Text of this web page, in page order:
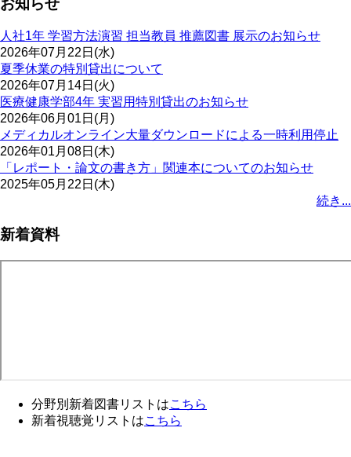
お知らせ
人社1年 学習方法演習 担当教員 推薦図書 展示のお知らせ
2026年07月22日(水)
夏季休業の特別貸出について
2026年07月14日(火)
医療健康学部4年 実習用特別貸出のお知らせ
2026年06月01日(月)
メディカルオンライン大量ダウンロードによる一時利用停止
2026年01月08日(木)
「レポート・論文の書き方」関連本についてのお知らせ
2025年05月22日(木)
続き...
新着資料
分野別新着図書リストはこちら
新着視聴覚リストはこちら